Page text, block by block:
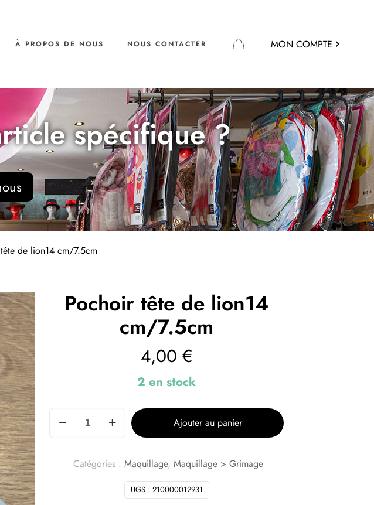
À PROPOS DE NOUS NOUS CONTACTER MON COMPTE
spécifique ?
de lion14 cm/7.5cm
Pochoir tête de lion14
cm/7.5cm
4,00 €
2 en stock
Ajouter au panier
UGS : 210000012931
Catégories : Maquillage, Maquillage > Grimage